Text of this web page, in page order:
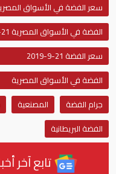
سعر الفضة في الأسواق
الفضة في الأسواق المصرية 21-9-2019
سعر الفضة 21-9-2019
الفضة في الأسواق
جرام الفضة
المصنعية
الفضة البريطانية
تابع آخر